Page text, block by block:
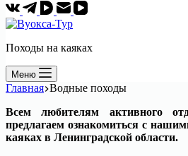
Походы на каяках
Меню
Главная Водные походы
Всем любителям активного
предлагаем ознакомиться с
каяках в Ленинградской области.